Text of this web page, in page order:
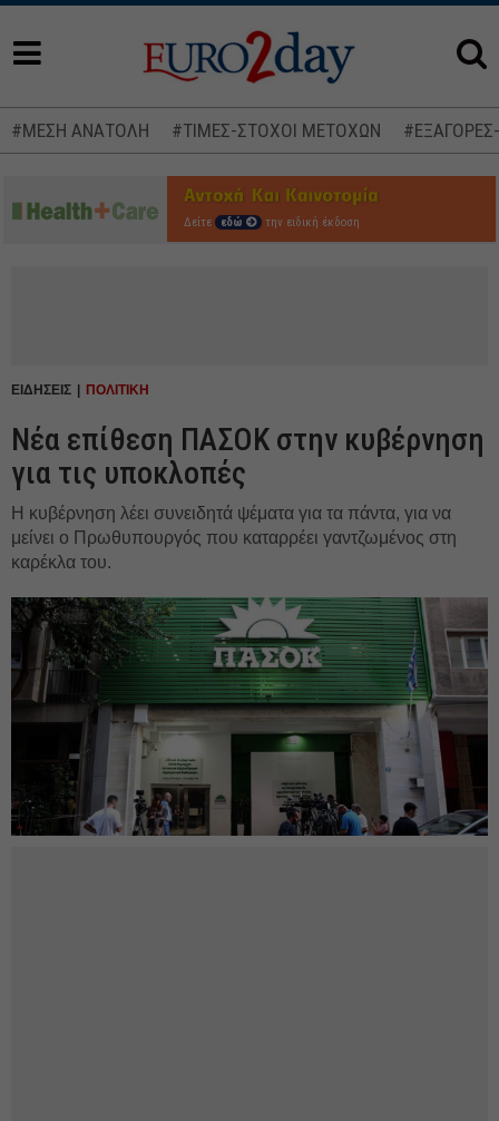
#ΜΕΣΗ ΑΝΑΤΟΛΗ #ΤΙΜΕΣ-ΣΤΟΧΟΙ ΜΕΤΟΧΩΝ
Δείτε εδώ την ειδική έκδοση
ΕΙΔΗΣΕΙΣ ΠΟΛΙΤΙΚΗ
Νέα επίθεση ΠΑΣΟΚ στην κυβέρνηση
για τις υποκλοπές
Η κυβέρνηση λέει συνειδητά ψέματα για τα πάντα, για να
μείνει ο Πρωθυπουργός που καταρρέει γαντζωμένος στη
καρέκλα του.